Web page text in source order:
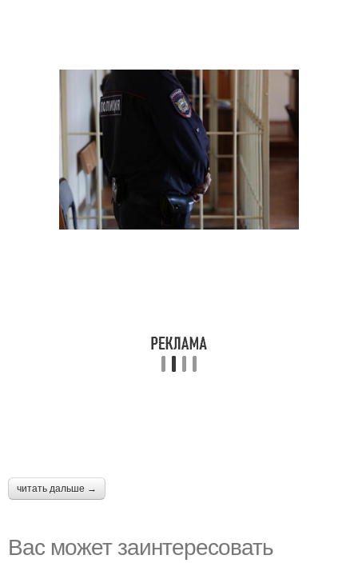
читать дальше →
Вас может заинтересовать